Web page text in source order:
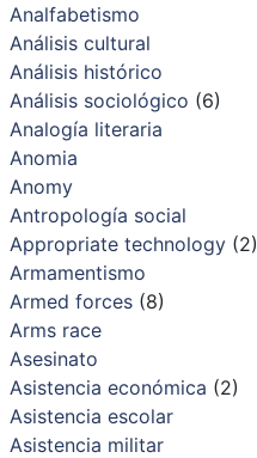
Analfabetismo
Análisis cultural
Análisis histórico
Análisis sociológico (6)
Analogía literaria
Anomia
Anomy
Antropología social
Appropriate technology(2)
Armamentismo
Armed forces(8)
Arms race
Asesinato
Asistencia económica (2)
Asistencia escolar
Asistencia militar